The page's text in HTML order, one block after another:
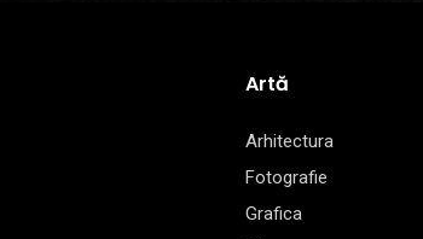
Artă
Arhitectura
Fotografie
Grafica